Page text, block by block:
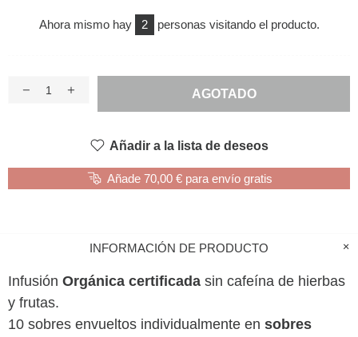
Ahora mismo hay 2 personas visitando el producto.
AGOTADO
Añadir a la lista de deseos
Añade 70,00 € para envío gratis
INFORMACIÓN DE PRODUCTO
Infusión Orgánica certificada sin cafeína de hierbas
y frutas.
10 sobres envueltos individualmente en sobres